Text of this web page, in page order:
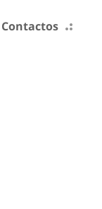
Contactos